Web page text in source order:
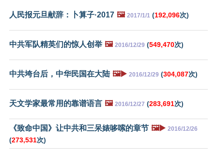
人民报元旦献辞：卜算子·2017 🖼️ 2017/1/1 (192,096次)
中共军队精英们的惊人创举 🖼️ 2016/12/29 (549,470次)
中共垮台后，中华民国在大陆 🖼️▶️ 2016/12/29 (304,087次)
天文学家最常用的靠谱语言 🖼️ 2016/12/27 (283,691次)
《致命中国》让中共和三呆婊哆嗦的章节 🖼️▶️ 2016/12/26
(273,531次)